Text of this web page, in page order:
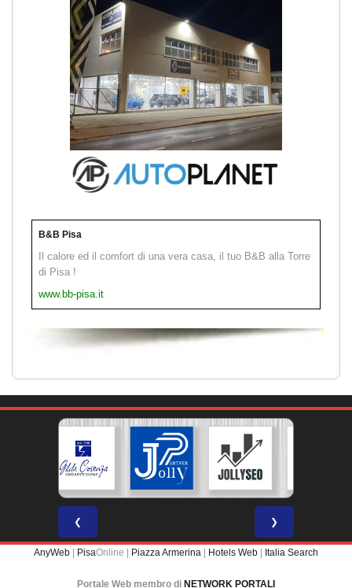
B&B Pisa
Il calore ed il comfort di una vera casa, il tuo B&B alla Torre
di Pisa !
www.bb-pisa.it
❮ ❯
AnyWeb PisaOnline | Piazza Armerina Hotels Web Italia Search
Portale Web membro di NETWORK PORTALI